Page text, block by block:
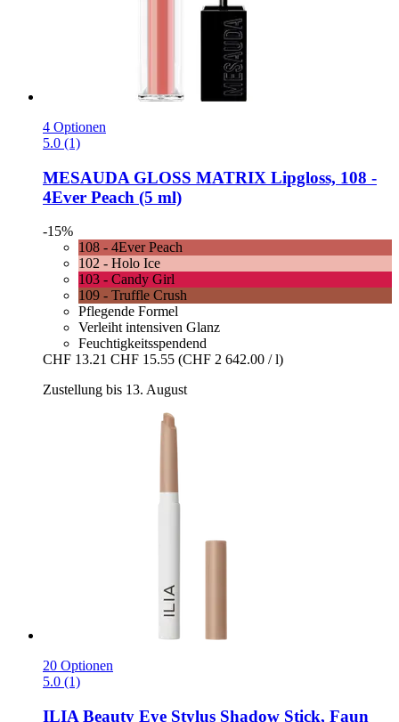
4 Optionen
5.0 (1)
MESAUDA GLOSS MATRIX Lipgloss, 108 -​
4Ever Peach (5 ml)
-15%
108 - 4Ever Peach
102 - Holo Ice
103 - Candy Girl
109 - Truffle Crush
Pflegende Formel
Verleiht intensiven Glanz
Feuchtigkeitsspendend
CHF 13.21 CHF 15.55 (CHF 2 642.00 / l)
Zustellung bis 13. August
20 Optionen
5.0 (1)
ILIA Beauty Eye Stylus Shadow Stick, Faun